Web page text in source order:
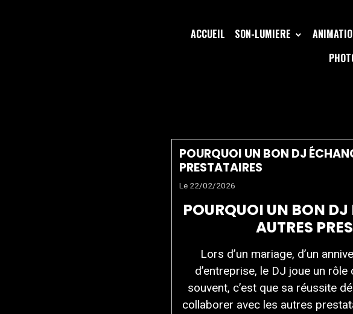
ACCUEIL SON-LUMIERE
POURQUOI UN BON DJ
PRESTATAIRES
Le 22/02/2026
POURQUOI UN BON DJ
AUTRES
Lors d’un mariage, d’un
d’entreprise, le DJ joue un rôle
souvent, c’est que sa réussite
collaborer avec les autres